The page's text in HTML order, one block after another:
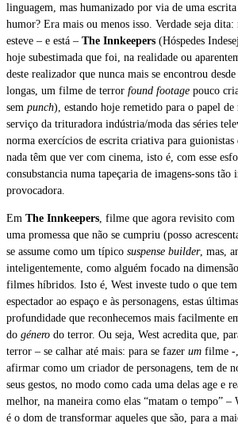
linguagem, mas humanizado por via de uma
humor? Era mais ou menos isso. Verdade seja
esteve – e está – The Innkeepers (Hóspedes
hoje subestimada que foi, na realidade ou
deste realizador que nunca mais se encontrou
longas, um filme de terror found footage pouco
sem punch), estando hoje remetido para o papel
serviço da trituradora indústria/moda das séries
norma exercícios de escrita criativa para guionistas
nada têm que ver com cinema, isto é, com esse
consubstancia numa tapeçaria de imagens-sons tão
provocadora.
Em The Innkeepers , filme que agora revisito
uma promessa que não se cumpriu (posso
se assume como um típico suspense builder, mas,
inteligentemente, como alguém focado na
filmes híbridos. Isto é, West investe tudo o que
espectador ao espaço e às personagens, estas
profundidade que reconhecemos mais facilmente
do género do terror. Ou seja, West acredita que,
terror – se calhar até mais: para se fazer um filme -,
afirmar como um criador de personagens, tem de
seus gestos, no modo como cada uma delas age e
melhor, na maneira como elas “matam o tempo” –
é o dom de transformar aqueles que são, para a